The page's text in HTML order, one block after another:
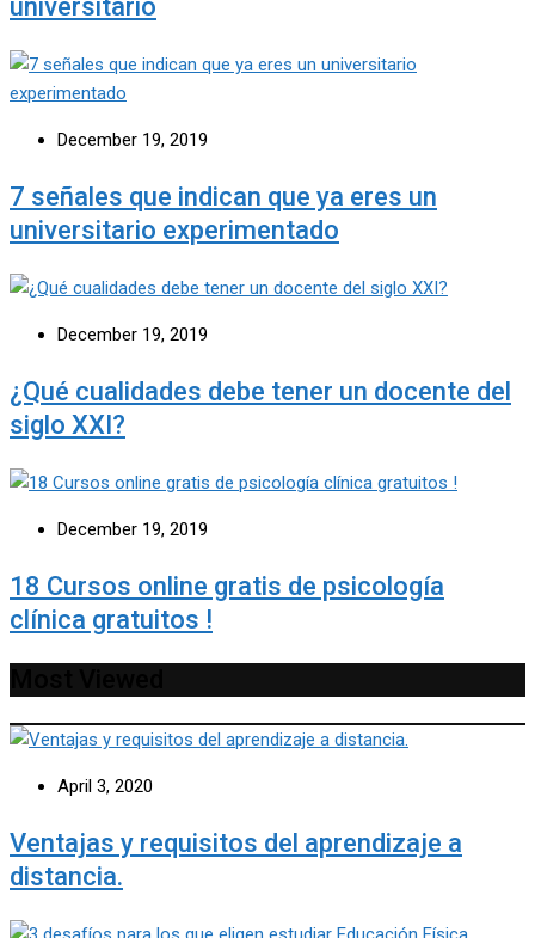
universitario
December 19, 2019
7 señales que indican que ya eres un
universitario experimentado
December 19, 2019
¿Qué cualidades debe tener un docente del
siglo XXI?
December 19, 2019
18 Cursos online gratis de psicología
clínica gratuitos !
April 3, 2020
Ventajas y requisitos del aprendizaje a
distancia.